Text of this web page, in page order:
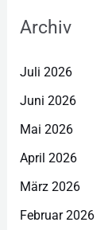
Archiv
Juli 2026
Juni 2026
Mai 2026
April 2026
März 2026
Februar 2026